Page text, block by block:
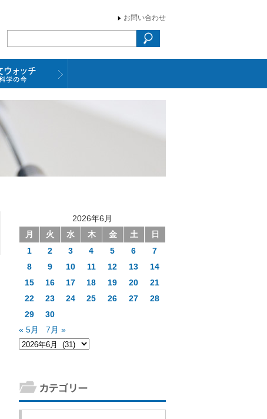
お問い合わせ
2026年6月
月
火 水 木 金 土
日
1
2 3 4 5 6
7
8
9 10 11 12 13
14
15
16 17 18 19 20
21
22
23 24 25 26 27
28
29
30
« 5月
7月 »